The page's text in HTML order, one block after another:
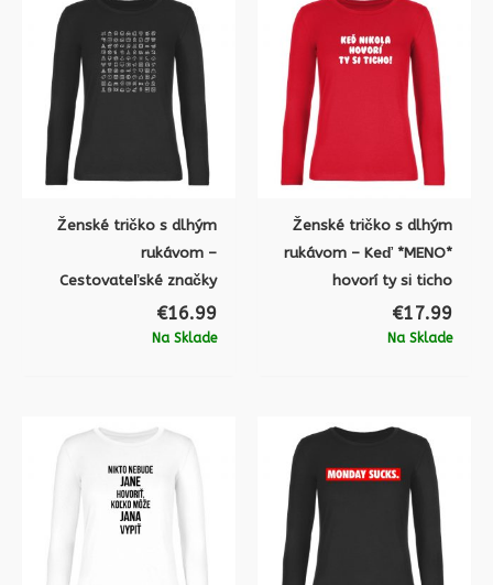
Ženské tričko s dlhým
rukávom –
Cestovateľské značky
€16.99
Na Sklade
Ženské tričko s dlhým
rukávom – Keď *MENO*
hovorí ty si ticho
€17.99
Na Sklade